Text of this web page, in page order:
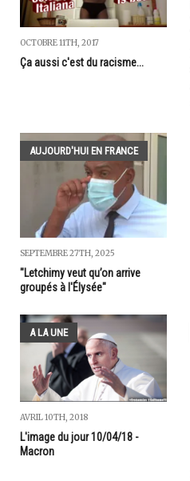
OCTOBRE 11TH, 2017
Ça aussi c'est du racisme...
AUJOURD'HUI EN FRANCE
SEPTEMBRE 27TH, 2025
"Letchimy veut qu’on arrive
groupés à l'Élysée"
A LA UNE
AVRIL 10TH, 2018
L'image du jour 10/04/18 -
Macron